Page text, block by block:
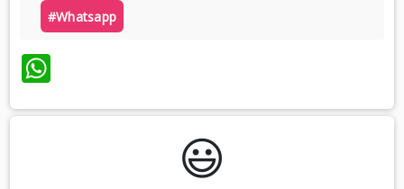
#whatsapp
WhatsApp
😃️